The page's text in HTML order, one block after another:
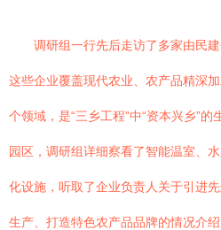
调研组一行先后走访了多家由民
这些企业覆盖现代农业、农产品精深
个领域，是“三乡工程”中“资本兴乡”
园区，调研组详细察看了智能温室、
化设施，听取了企业负责人关于引进
生产、打造特色农产品品牌的情况介